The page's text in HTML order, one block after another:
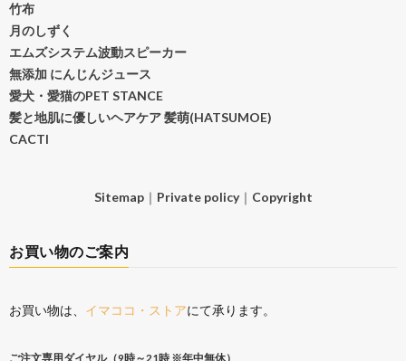
竹布
月のしずく
エムズシステム波動スピーカー
無添加 にんじんジュース
愛犬・愛猫のPET STANCE
髪と地肌に優しいヘアケア 髪萌(HATSUMOE)
CACTI
Sitemap｜ Private policy｜ Copyright
お買い物のご案内
お買い物は、 イマココ・ストアにて承ります。
ご注文専用ダイヤル（9時～21時 ※年中無休）